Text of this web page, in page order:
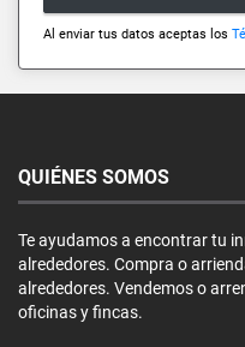
Al enviar tus datos aceptas los
QUIÉNES SOMOS
Te ayudamos a encontrar tu
alrededores. Compra o
alrededores. Vendemos o
oficinas y fincas.